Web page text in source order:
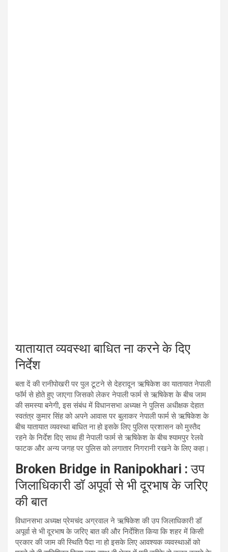
यातायात व्यवस्था बाधित ना करने के दिए
निर्देश
बता दें की रानीपोखरी पर पुल टूटने से देहरादून ऋषिकेश का यातायात नेपाली
फॉर्म से होते हुए जाएगा जिसको लेकर नेपाली फार्म से ऋषिकेश के बीच जाम
की समस्या बनेगी, इस संबंध में विधानसभा अध्यक्ष ने पुलिस अधीक्षक देहात
स्वतंत्र कुमार सिंह को अपने आवास पर बुलाकर नेपाली फार्म से ऋषिकेश के
बीच यातायात व्यवस्था बाधित ना हो इसके लिए पुलिस प्रशासन को मुस्तैद
रहने के निर्देश दिए साथ ही नेपाली फार्म से ऋषिकेश के बीच श्यामपुर रेलवे
फाटक और अन्य जगह पर पुलिस को लगातार निगरानी रखने के लिए कहा।
Broken Bridge in Ranipokhari : उप
जिलाधिकारी डॉ अपूर्वा से भी दूरभाष के जरिए
की बात
विधानसभा अध्यक्ष प्रेमचंद अग्रवाल ने ऋषिकेश की उप जिलाधिकारी डॉ
अपूर्वा से भी दूरभाष के जरिए बात की और निर्देशित किया कि शहर में किसी
प्रकार की जाम की स्थिति पैदा ना हो इसके लिए आवश्यक व्यवस्थाओं को